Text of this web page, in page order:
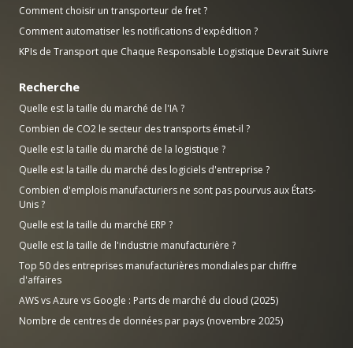
Comment choisir un transporteur de fret ?
Comment automatiser les notifications d'expédition ?
KPIs de Transport que Chaque Responsable Logistique Devrait Suivre
Recherche
Quelle est la taille du marché de l'IA ?
Combien de CO2 le secteur des transports émet-il ?
Quelle est la taille du marché de la logistique ?
Quelle est la taille du marché des logiciels d'entreprise ?
Combien d'emplois manufacturiers ne sont pas pourvus aux États-
Unis ?
Quelle est la taille du marché ERP ?
Quelle est la taille de l'industrie manufacturière ?
Top 50 des entreprises manufacturières mondiales par chiffre
d'affaires
AWS vs Azure vs Google : Parts de marché du cloud (2025)
Nombre de centres de données par pays (novembre 2025)